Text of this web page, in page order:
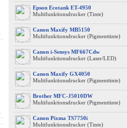
Epson Ecotank ET-4950
Multifunktionsdrucker (Tinte)
Canon Maxify MB5150
Multifunktionsdrucker (Pigmenttinte)
Canon i-Sensys MF667Cdw
Multifunktionsdrucker (Laser/LED)
Canon Maxify GX4050
Multifunktionsdrucker (Pigmenttinte)
Brother MFC-J5010DW
Multifunktionsdrucker (Pigmenttinte)
Canon Pixma TS7750i
Multifunktionsdrucker (Tinte)